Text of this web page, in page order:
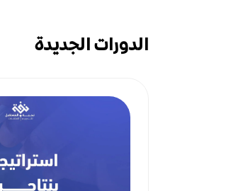
الدورات الجديدة